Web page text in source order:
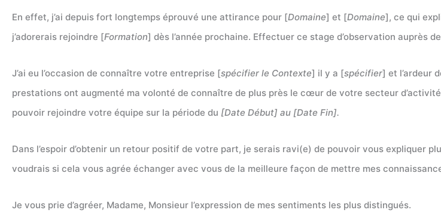
En effet, j’ai depuis fort longtemps éprouvé une attirance pour [Domaine] et [Domaine], ce qui
j’adorerais rejoindre [Formation] dès l’année prochaine. Effectuer ce stage d’observation auprès
J’ai eu l’occasion de connaître votre entreprise [spécifier le Contexte] il y a [spécifier] et l’ardeur
prestations ont augmenté ma volonté de connaître de plus près le cœur de votre secteur
pouvoir rejoindre votre équipe sur la période du [Date Début] au [Date Fin].
Dans l’espoir d’obtenir un retour positif de votre part, je serais ravi(e) de pouvoir vous expliquer
voudrais si cela vous agrée échanger avec vous de la meilleure façon de mettre mes
Je vous prie d’agréer, Madame, Monsieur l’expression de mes sentiments les plus distingués.